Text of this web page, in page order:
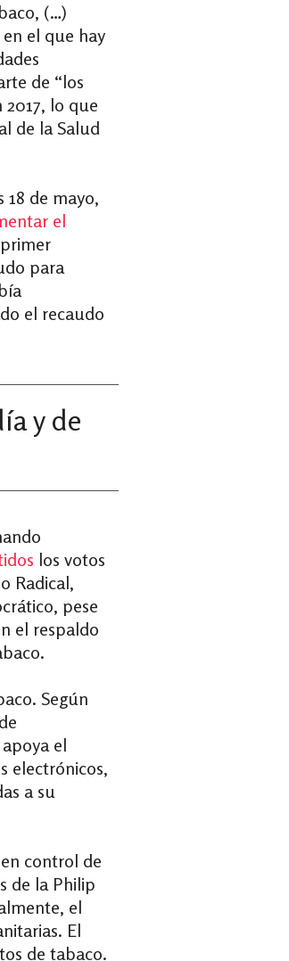
(…)
el que hay
de “los
lo que
de la Salud
de mayo,
el
para
el recaudo
y de
los votos
Radical,
pese
el respaldo
Según
el
electrónicos,
a su
control de
de la Philip
el
El
de tabaco.